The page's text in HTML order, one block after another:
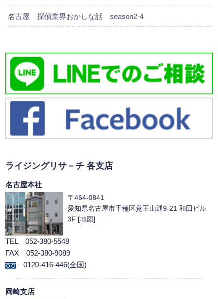
名古屋 探偵業界おかしな話 season2-4
ライジングリサ－チ 各支店
名古屋本社
〒464-0841
愛知県名古屋市千種区覚王山通9-21 和田ビル
3F [地図]
TEL 052-380-5548
FAX 052-380-9089
0120-416-446(全国)
岡崎支店